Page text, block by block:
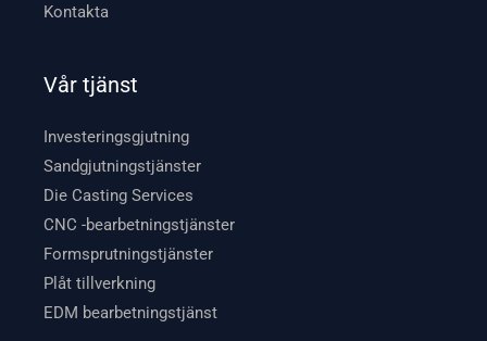
Kontakta
Vår tjänst
Investeringsgjutning
Sandgjutningstjänster
Die Casting Services
CNC -bearbetningstjänster
Formsprutningstjänster
Plåt tillverkning
EDM bearbetningstjänst